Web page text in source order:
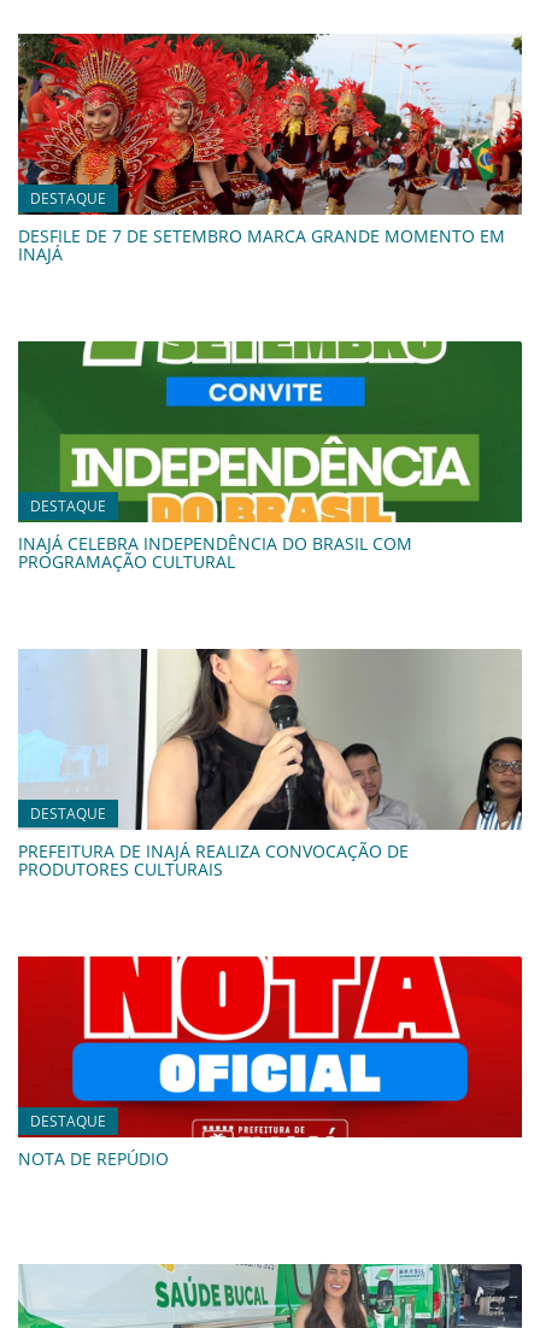
DESTAQUE
DESFILE DE 7 DE SETEMBRO MARCA GRANDE MOMENTO EM
INAJÁ
DESTAQUE
INAJÁ CELEBRA INDEPENDÊNCIA DO BRASIL COM
PROGRAMAÇÃO CULTURAL
DESTAQUE
PREFEITURA DE INAJÁ REALIZA CONVOCAÇÃO DE
PRODUTORES CULTURAIS
DESTAQUE
NOTA DE REPÚDIO